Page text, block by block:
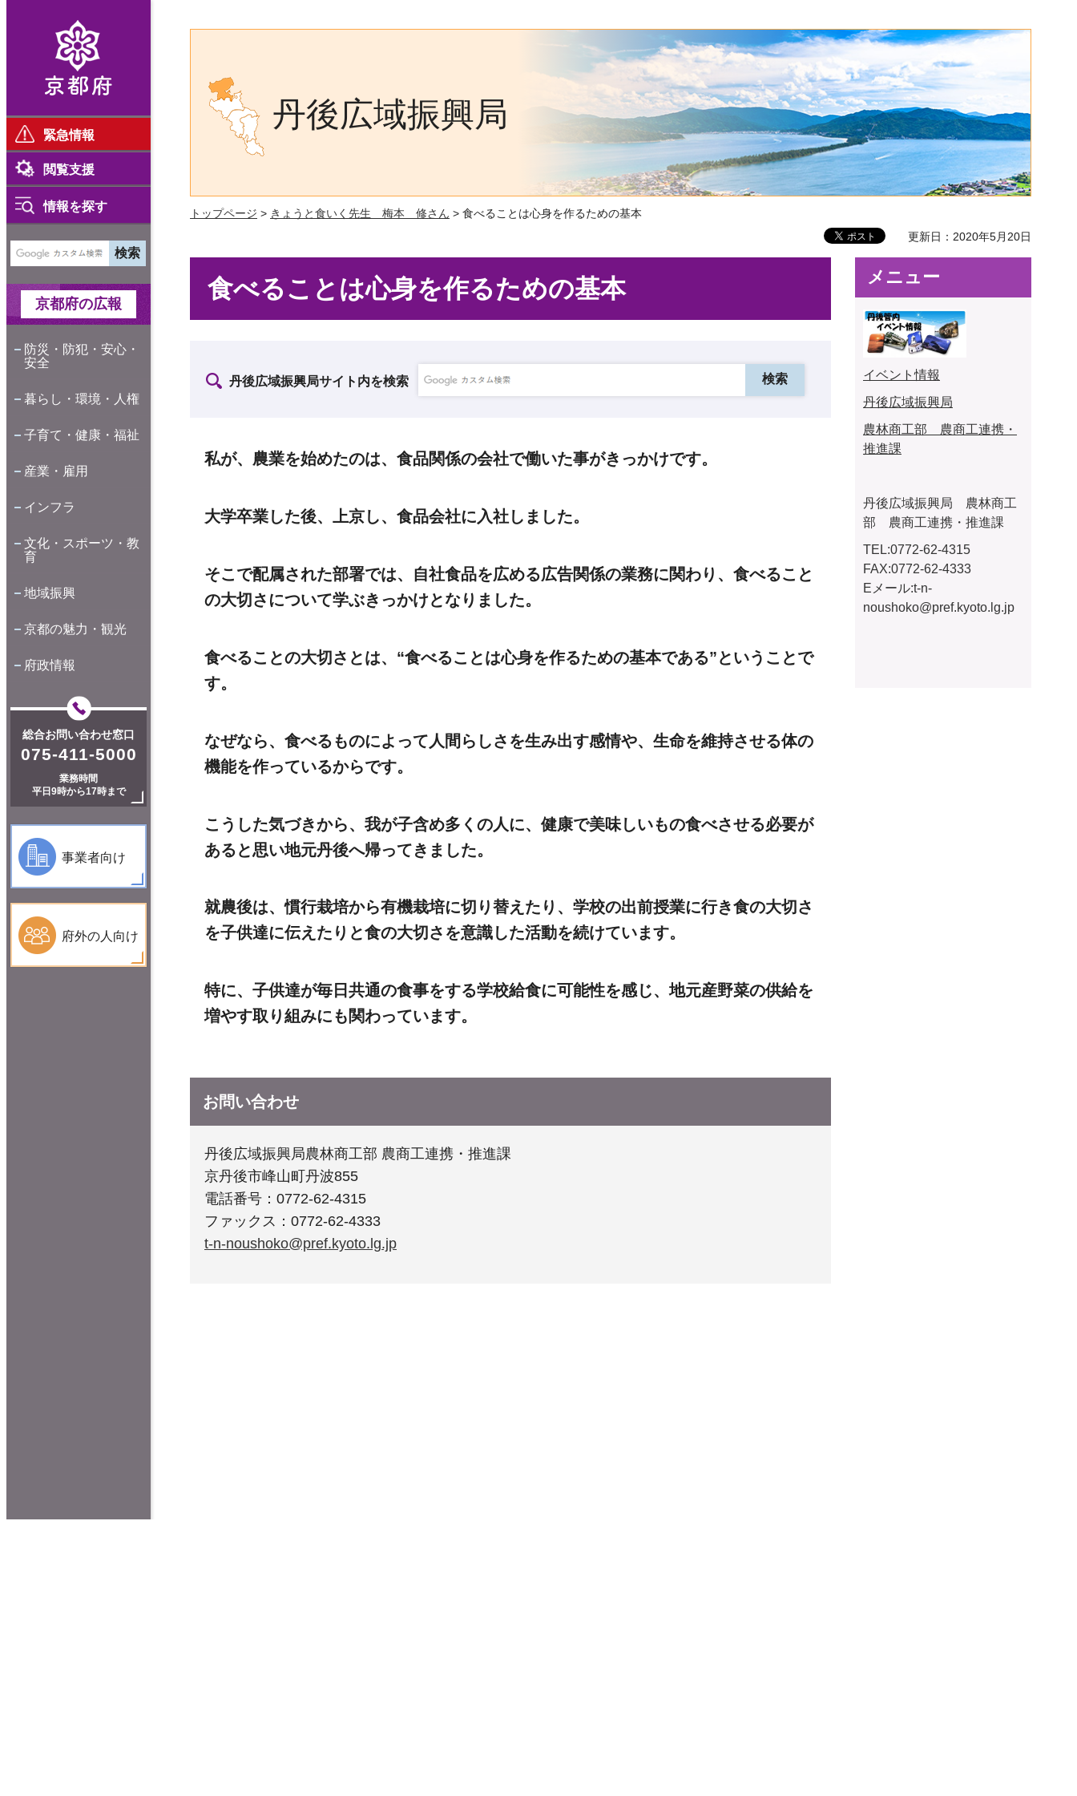
緊急情報
閲覧支援
情報を探す
京都府の広報
防災・防犯・安心・
安全
暮らし・環境・人権
子育て・健康・福祉
産業・雇用
インフラ
文化・スポーツ・教
育
地域振興
京都の魅力・観光
府政情報
総合お問い合わせ窓口
075-411-5000
業務時間
平日9時から17時まで
事業者向け
府外の人向け
丹後広域振興局
トップページ > きょうと食いく先生 梅本 修さん > 食べることは心身を作るための基本
更新日：2020年5月20日
食べることは心身を作るための基本
丹後広域振興局サイト内を検索
私が、農業を始めたのは、食品関係の会社で働いた事がきっかけです。
大学卒業した後、上京し、食品会社に入社しました。
そこで配属された部署では、自社食品を広める広告関係の業務に関わり、食べること
の大切さについて学ぶきっかけとなりました。
食べることの大切さとは、“食べることは心身を作るための基本である”ということで
す。
なぜなら、食べるものによって人間らしさを生み出す感情や、生命を維持させる体の
機能を作っているからです。
こうした気づきから、我が子含め多くの人に、健康で美味しいもの食べさせる必要が
あると思い地元丹後へ帰ってきました。
就農後は、慣行栽培から有機栽培に切り替えたり、学校の出前授業に行き食の大切さ
を子供達に伝えたりと食の大切さを意識した活動を続けています。
特に、子供達が毎日共通の食事をする学校給食に可能性を感じ、地元産野菜の供給を
増やす取り組みにも関わっています。
お問い合わせ
丹後広域振興局農林商工部 農商工連携・推進課
京丹後市峰山町丹波855
電話番号：0772-62-4315
ファックス：0772-62-4333
t-n-noushoko@pref.kyoto.lg.jp
メニュー
イベント情報
丹後広域振興局
農林商工部 農商工連携・
推進課
丹後広域振興局 農林商工
部 農商工連携・推進課
TEL:0772-62-4315
FAX:0772-62-4333
Eメール:t-n-
noushoko@pref.kyoto.lg.jp